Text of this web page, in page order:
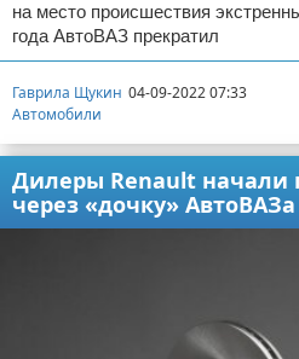
на место происшествия
года АвтоВАЗ прекратил
Гаврила Щукин 04-09-2022 07:33
Автомобили
Дилеры Renault начали
через «дочку» АвтоВАЗа